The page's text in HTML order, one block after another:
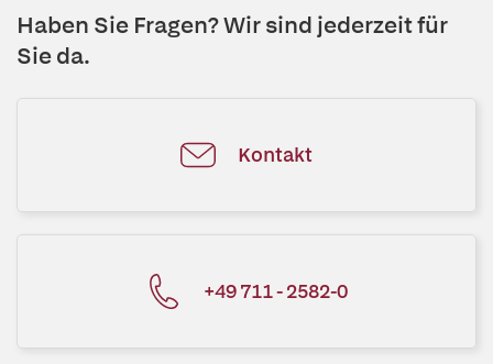
Haben Sie Fragen? Wir sind jederzeit für
Sie da.
Kontakt
+49 711 - 2582-0